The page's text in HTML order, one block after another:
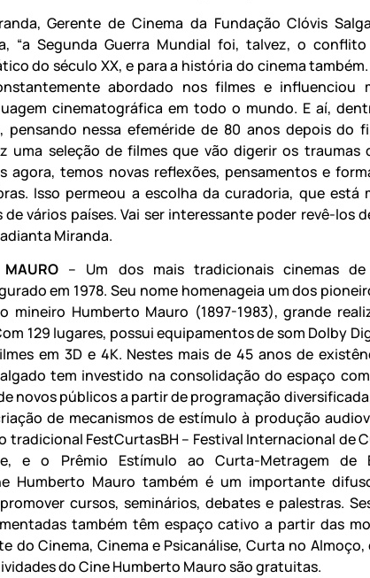
Gerente de Cinema da Fundação Clóvis
“a Segunda Guerra Mundial foi, talvez, o conflito
do século XX, e para a história do cinema também.
abordado nos filmes e influenciou
cinematográfica em todo o mundo. E aí,
pensando nessa efeméride de 80 anos depois do
uma seleção de filmes que vão digerir os traumas
agora, temos novas reflexões, pensamentos e
Isso permeou a escolha da curadoria, que está
de vários países. Vai ser interessante poder revê-los
Miranda.
– Um dos mais tradicionais cinemas de
em 1978. Seu nome homenageia um dos
mineiro Humberto Mauro (1897-1983), grande
129 lugares, possui equipamentos de som Dolby
em 3D e 4K. Nestes mais de 45 anos de
tem investido na consolidação do espaço
novos públicos a partir de programação
de mecanismos de estímulo à produção
tradicional FestCurtasBH – Festival Internacional de
e o Prêmio Estímulo ao Curta-Metragem de
Humberto Mauro também é um importante
cursos, seminários, debates e palestras.
também têm espaço cativo a partir das
do Cinema, Cinema e Psicanálise, Curta no
do Cine Humberto Mauro são gratuitas.